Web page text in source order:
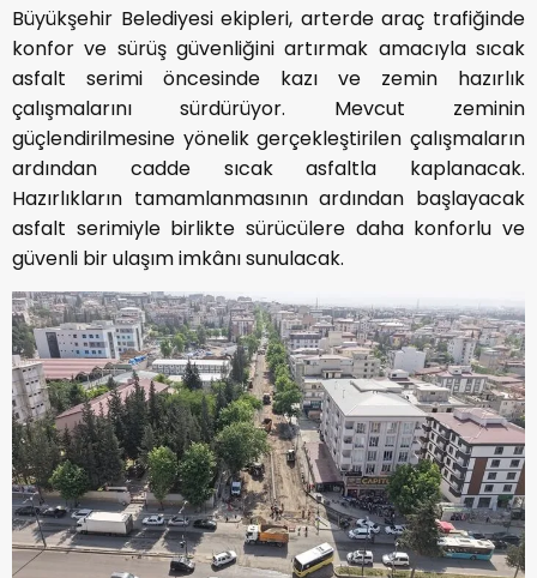
Büyükşehir Belediyesi ekipleri, arterde araç trafiğinde
konfor ve sürüş güvenliğini artırmak amacıyla sıcak
asfalt serimi öncesinde kazı ve zemin hazırlık
çalışmalarını sürdürüyor. Mevcut zeminin
güçlendirilmesine yönelik gerçekleştirilen çalışmaların
ardından cadde sıcak asfaltla kaplanacak.
Hazırlıkların tamamlanmasının ardından başlayacak
asfalt serimiyle birlikte sürücülere daha konforlu ve
güvenli bir ulaşım imkânı sunulacak.